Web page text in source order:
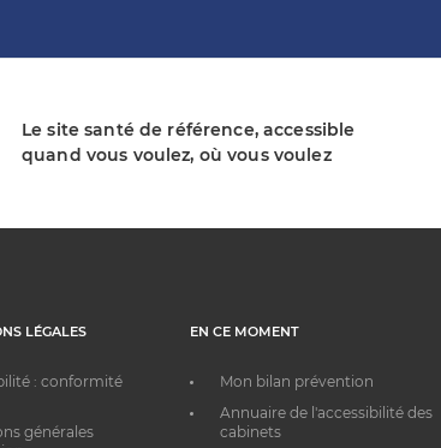
Le site santé de référence, accessible
quand vous voulez, où vous voulez
LÉGALES
: conformité
générales
EN CE MOMENT
Mon bilan prévention
Annuaire de l'accessibilité des
cabinets